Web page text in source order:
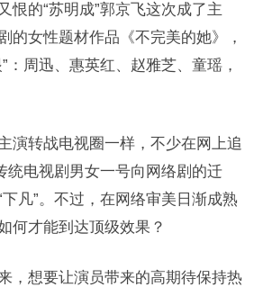
恨的“苏明成”郭京飞这次成了主
的女性题材作品《不完美的她》，
：周迅、惠英红、赵雅芝、童瑶，
转战电视圈一样，不少在网上追
统电视剧男女一号向网络剧的迁
凡”。不过，在网络审美日渐成熟
何才能到达顶级效果？
想要让演员带来的高期待保持热